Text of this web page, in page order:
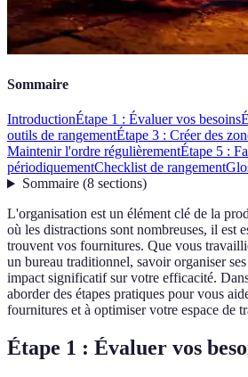
Sommaire
IntroductionÉtape 1 : Évaluer vos besoins
outils de rangementÉtape 3 : Créer des
Maintenir l'ordre régulièrementÉtape 5 :
périodiquementChecklist de rangement
Sommaire(8 sections)
L'organisation est un élément clé de la
où les distractions sont nombreuses, il est
trouvent vos fournitures. Que vous
un bureau traditionnel, savoir organiser
impact significatif sur votre efficacité.
aborder des étapes pratiques pour vous
fournitures et à optimiser votre espace de
Étape 1 : Évaluer vos